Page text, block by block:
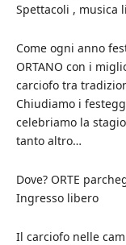
Spettacoli , musica
Come ogni anno
ORTANO con i
carciofo tra
Chiudiamo i
celebriamo la
tanto altro…
Dove? ORTE
Ingresso libero
Il carciofo nelle